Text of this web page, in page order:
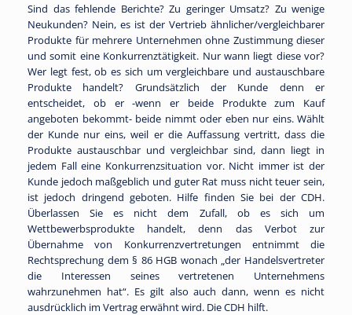
Sind das fehlende Berichte? Zu geringer Umsatz? Zu wenige
Neukunden? Nein, es ist der Vertrieb ähnlicher/vergleichbarer
Produkte für mehrere Unternehmen ohne Zustimmung dieser
und somit eine Konkurrenztätigkeit. Nur wann liegt diese vor?
Wer legt fest, ob es sich um vergleichbare und austauschbare
Produkte handelt? Grundsätzlich der Kunde denn er
entscheidet, ob er -wenn er beide Produkte zum Kauf
angeboten bekommt- beide nimmt oder eben nur eins. Wählt
der Kunde nur eins, weil er die Auffassung vertritt, dass die
Produkte austauschbar und vergleichbar sind, dann liegt in
jedem Fall eine Konkurrenzsituation vor. Nicht immer ist der
Kunde jedoch maßgeblich und guter Rat muss nicht teuer sein,
ist jedoch dringend geboten. Hilfe finden Sie bei der CDH.
Überlassen Sie es nicht dem Zufall, ob es sich um
Wettbewerbsprodukte handelt, denn das Verbot zur
Übernahme von Konkurrenzvertretungen entnimmt die
Rechtsprechung dem § 86 HGB wonach „der Handelsvertreter
die Interessen seines vertretenen Unternehmens
wahrzunehmen hat“. Es gilt also auch dann, wenn es nicht
ausdrücklich im Vertrag erwähnt wird. Die CDH hilft.